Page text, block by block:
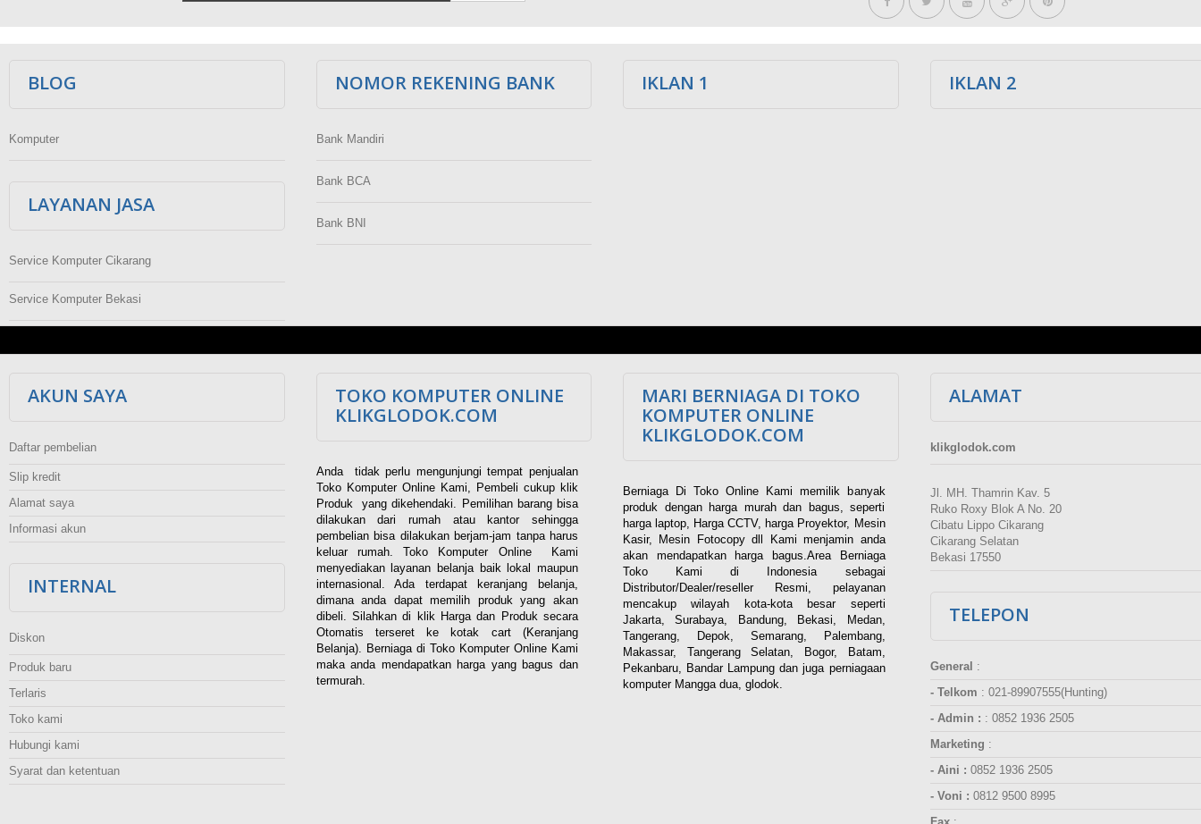
BLOG
Komputer
LAYANAN JASA
Service Komputer Cikarang
Service Komputer Bekasi
NOMOR REKENING BANK
Bank Mandiri
Bank BCA
Bank BNI
IKLAN 1 IKLAN 2
AKUN SAYA
Daftar pembelian
Slip kredit
Alamat saya
Informasi akun
INTERNAL
Diskon
Produk baru
Terlaris
Toko kami
Hubungi kami
Syarat dan ketentuan
TOKO KOMPUTER ONLINE
KLIKGLODOK.COM
Anda tidak perlu mengunjungi tempat penjualan
Toko Komputer Online Kami, Pembeli cukup klik
Produk yang dikehendaki. Pemilihan barang bisa
dilakukan dari rumah atau kantor sehingga
pembelian bisa dilakukan berjam-jam tanpa harus
keluar rumah. Toko Komputer Online Kami
menyediakan layanan belanja baik lokal maupun
internasional. Ada terdapat keranjang belanja,
dimana anda dapat memilih produk yang akan
dibeli. Silahkan di klik Harga dan Produk secara
Otomatis terseret ke kotak cart (Keranjang
Belanja). Berniaga di Toko Komputer Online Kami
maka anda mendapatkan harga yang bagus dan
termurah.
MARI BERNIAGA DI TOKO
KOMPUTER ONLINE
KLIKGLODOK.COM
Berniaga Di Toko Online Kami memilik banyak
produk dengan harga murah dan bagus, seperti
harga laptop, Harga CCTV, harga Proyektor, Mesin
Kasir, Mesin Fotocopy dll Kami menjamin anda
akan mendapatkan harga bagus.Area Berniaga
Toko Kami di Indonesia sebagai
Distributor/Dealer/reseller Resmi, pelayanan
mencakup wilayah kota-kota besar seperti
Jakarta, Surabaya, Bandung, Bekasi, Medan,
Tangerang, Depok, Semarang, Palembang,
Makassar, Tangerang Selatan, Bogor, Batam,
Pekanbaru, Bandar Lampung dan juga perniagaan
komputer Mangga dua, glodok.
ALAMAT
klikglodok.com
Jl. MH. Thamrin Kav. 5
Ruko Roxy Blok A No. 20
Cibatu Lippo Cikarang
Cikarang Selatan
Bekasi 17550
TELEPON
General :
- Telkom : 021-89907555(Hunting)
- Admin : : 0852 1936 2505
Marketing :
- Aini : 0852 1936 2505
- Voni : 0812 9500 8995